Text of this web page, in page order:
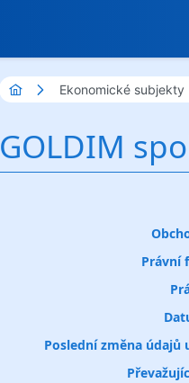
Ekonomické subjekty
GOLDIM
Právní
Poslední změna údajů